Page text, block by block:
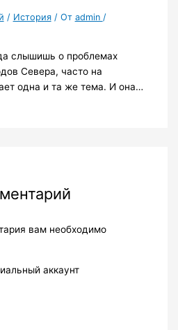
/ История/ От admin /
слышишь о проблемах
Севера, часто на
одна и та же тема. И она…
вам необходимо
аккаунт